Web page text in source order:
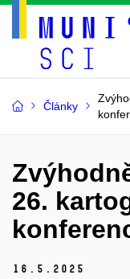
Články
26.
16. 5. 2025